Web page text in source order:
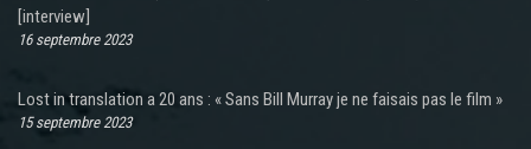
[interview]
16 septembre 2023
Lost in translation a 20 ans : « Sans Bill Murray je ne faisais pas le film »
15 septembre 2023